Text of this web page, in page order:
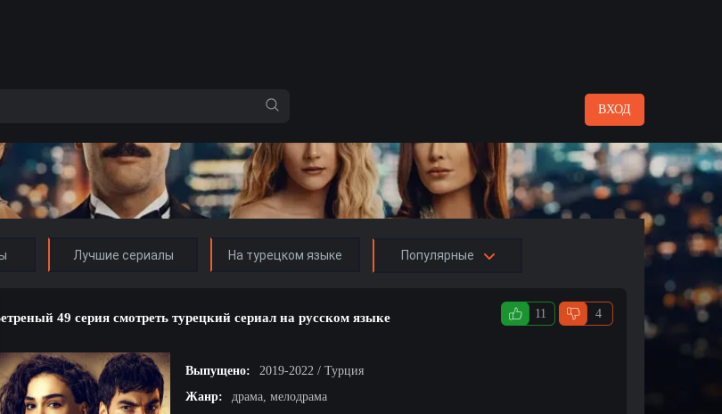
ВХОД
Лучшие сериалы На турецком языке Популярные
49 серия смотреть турецкий сериал на русском языке 11 4
Выпущено:
2019-2022 / Турция
Жанр:
драма, мелодрама